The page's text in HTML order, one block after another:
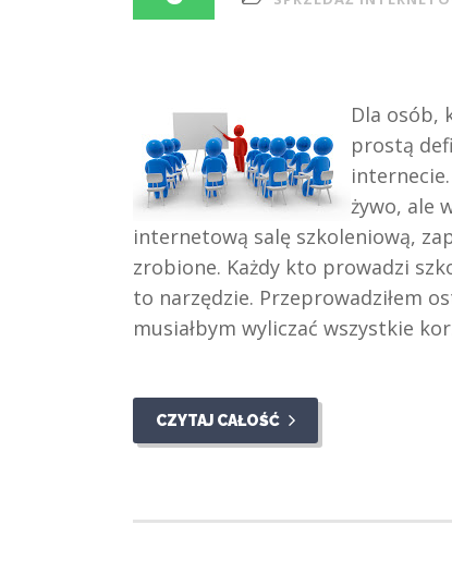
Dla osób,
prostą
żywo, ale
internetową salę szkoleniową,
zrobione. Każdy kto prowadzi
to narzędzie. Przeprowadziłem
musiałbym wyliczać wszystkie
CZYTAJ CAŁOŚĆ